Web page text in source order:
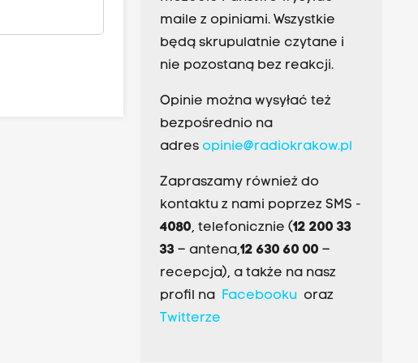
maile z opiniami. Wszystkie
będą skrupulatnie czytane i
nie pozostaną bez reakcji.
Opinie można wysyłać też
bezpośrednio na
adres opinie@radiokrakow.pl
Zapraszamy również do
kontaktu z nami poprzez SMS -
4080, telefonicznie (12 200 33
33– antena,12 630 60 00 –
recepcja), a także na nasz
profil na Facebookuoraz
Twitterze